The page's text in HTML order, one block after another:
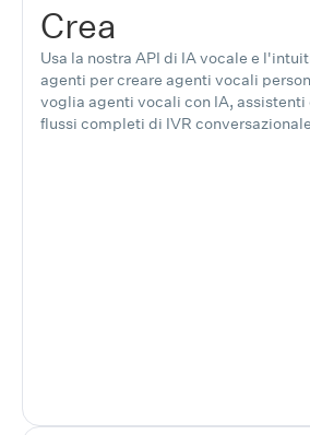
Crea
Usa la nostra API di IA vocale e
agenti per creare agenti vocali
voglia agenti vocali con IA, assistenti
flussi completi di IVR